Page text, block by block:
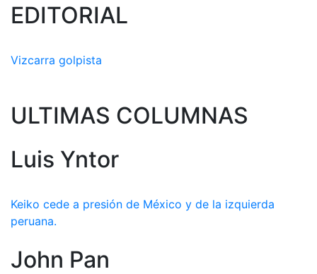
EDITORIAL
Vizcarra golpista
ULTIMAS COLUMNAS
Luis Yntor
Keiko cede a presión de México y de la izquierda
peruana.
John Pan